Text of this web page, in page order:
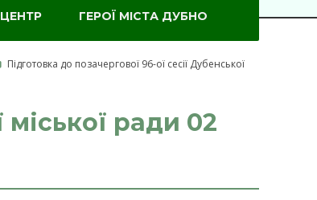
ГЕРОЇ МІСТА ДУБНО
Підготовка до позачергової 96-ої сесії Дубенської
міської ради 02